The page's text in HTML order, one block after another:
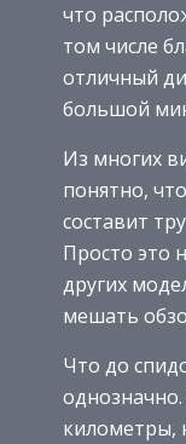
что
том числе
отличный
большой
Из многих
понятно,
составит
Просто это
других
мешать
Что до
километры,